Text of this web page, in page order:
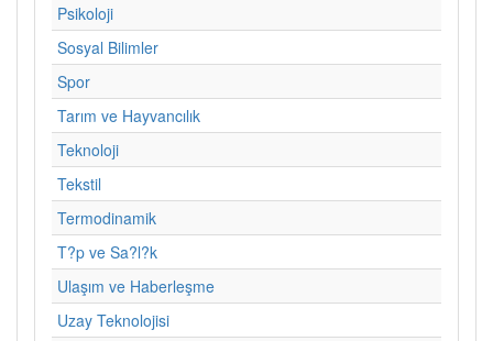
Psikoloji
Sosyal Bilimler
Spor
Tarım ve Hayvancılık
Teknoloji
Tekstil
Termodinamik
T?p ve Sa?l?k
Ulaşım ve Haberleşme
Uzay Teknolojisi